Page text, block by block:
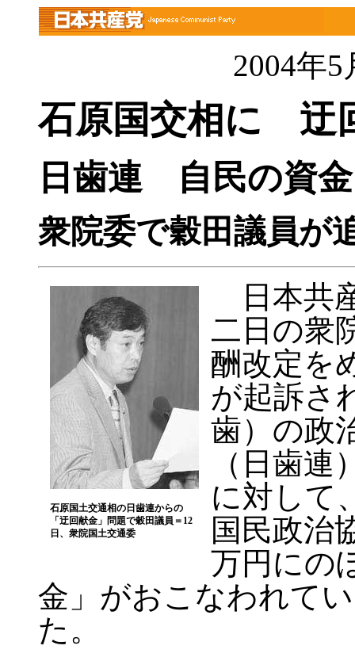
2004年
石原国交相に 迂
日歯連 自民の資
衆院委で穀田議員が
石原国土交通相の日歯連からの
「迂回献金」問題で穀田議員＝12
日、衆院国土交通委
日本共
二日の衆
酬改定を
が起訴さ
歯）の政
（日歯
に対して
国民政治
万円にの
金」がおこなわれて
た。